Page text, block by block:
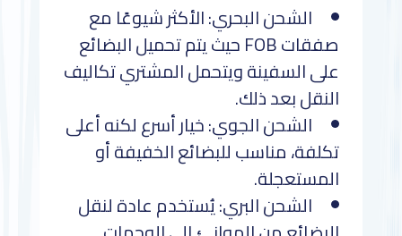
الشحن البحري: الأكثر شيوعًا مع
صفقات FOB حيث يتم تحميل البضائع
على السفينة ويتحمل المشتري تكاليف
النقل بعد ذلك.
الشحن الجوي: خيار أسرع لكنه أعلى
تكلفة، مناسب للبضائع الخفيفة أو
المستعجلة.
الشحن البري: يُستخدم عادة لنقل